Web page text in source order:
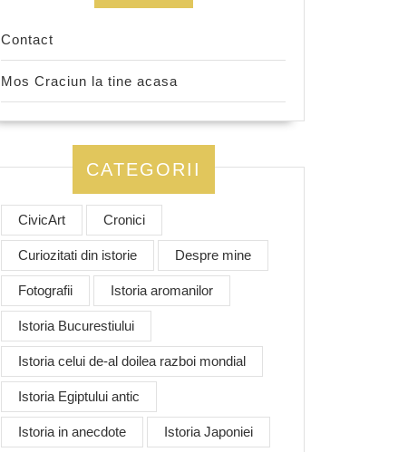
Contact
Mos Craciun la tine acasa
CATEGORII
CivicArt Cronici
Curiozitati din istorie Despre mine
Fotografii Istoria aromanilor
Istoria Bucurestiului
Istoria celui de-al doilea razboi mondial
Istoria Egiptului antic
Istoria in anecdote Istoria Japoniei